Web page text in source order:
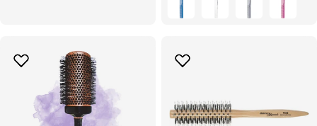
habituel